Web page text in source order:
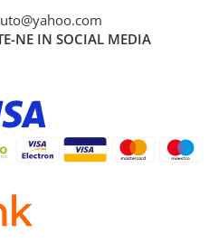
NE IN SOCIAL MEDIA